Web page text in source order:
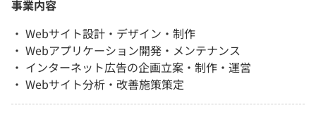
事業内容
・ Webサイト設計・デザイン・制作
・ Webアプリケーション開発・メンテナンス
・ インターネット広告の企画立案・制作・運営
・ Webサイト分析・改善施策策定